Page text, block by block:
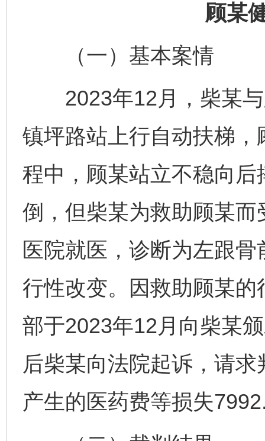
顾某
（一）基本案情
2023年12月，柴某与
镇坪路站上行自动扶梯
程中，顾某站立不稳向
倒，但柴某为救助顾某
医院就医，诊断为左跟
行性改变。因救助顾某
部于2023年12月向柴某
后柴某向法院起诉，请
产生的医药费等损失